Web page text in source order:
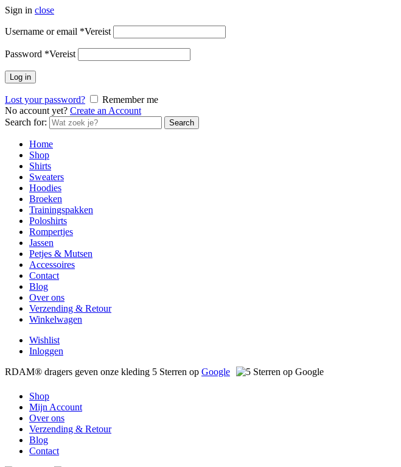
Sign in close
Username or email *Vereist
Password *Vereist
Log in
Lost your password?
Remember me
No account yet? Create an Account
Search for:
Search
Home
Shop
Shirts
Sweaters
Hoodies
Broeken
Trainingspakken
Poloshirts
Rompertjes
Jassen
Petjes & Mutsen
Accessoires
Contact
Blog
Over ons
Verzending & Retour
Winkelwagen
Wishlist
Inloggen
RDAM® dragers geven onze kleding 5 Sterren op Google
Shop
Mijn Account
Over ons
Verzending & Retour
Blog
Contact